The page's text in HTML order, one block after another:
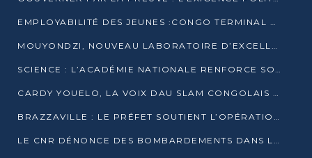
EMPLOYABILITÉ DES JEUNES :CONGO TERMINAL S’ALLIE À L’ESCIC POUR RAPPROCHER L’ÉCOLE DU TERRAIN
MOUYONDZI, NOUVEAU LABORATOIRE D’EXCELLENCE PÉDAGOGIQUE AVEC L’ENFICE
SCIENCE : L’ACADÉMIE NATIONALE RENFORCE SON ÉQUIPE ET TRACE SA FEUILLE DE ROUTE 2026
CARDY YOUELO, LA VOIX DAU SLAM CONGOLAIS QUI INTERPELLE LE MONDE
BRAZZAVILLE : LE PRÉFET SOUTIENT L’OPÉRATION « ZÉRO KULUNA » ET APPELLE À LA VIGILANCE CITOYENNE
LE CNR DÉNONCE DES BOMBARDEMENTS DANS LE POOL ET ACCUSE LE GOUVERNEMENT